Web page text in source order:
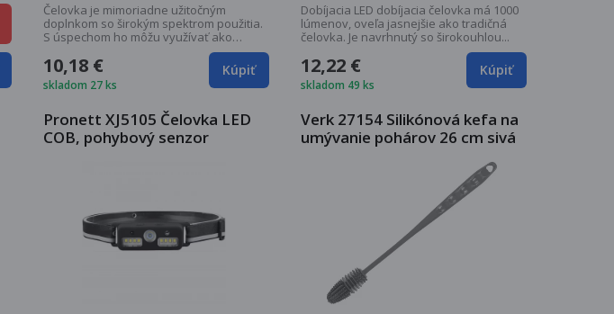
Čelovka je mimoriadne užitočným
doplnkom so širokým spektrom použitia.
S úspechom ho môžu využívať ako
10,18 €
skladom 27 ks
Kúpiť
Dobíjacia LED dobíjacia čelovka má 1000
lúmenov, oveľa jasnejšie ako tradičná
čelovka. Je navrhnutý so širokouhlou...
12,22 €
skladom 49 ks
Kúpiť
Pronett XJ5105 Čelovka LED
COB, pohybový senzor
Verk 27154 Silikónová kefa na
umývanie pohárov 26 cm sivá